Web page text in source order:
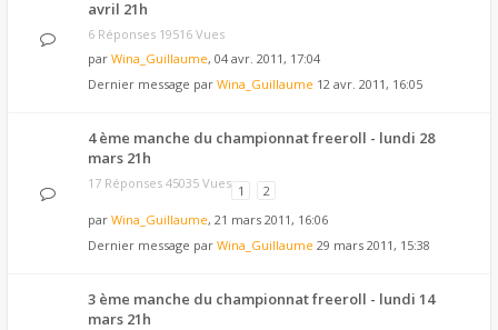
avril 21h
6 Réponses 19516 Vues
par Wina_Guillaume, 04 avr. 2011, 17:04
Dernier message par Wina_Guillaume 12 avr. 2011, 16:05
4 ème manche du championnat freeroll - lundi 28
mars 21h
17 Réponses 45035 Vues 1
2
par Wina_Guillaume, 21 mars 2011, 16:06
Dernier message par Wina_Guillaume 29 mars 2011, 15:38
3 ème manche du championnat freeroll - lundi 14
mars 21h